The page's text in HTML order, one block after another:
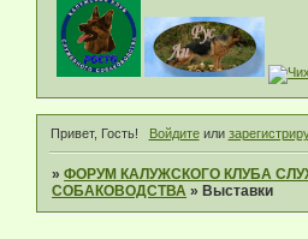
Привет, Гость! Войдитеили
»ФОРУМ КАЛУЖСКОГО КЛУБА
СОБАКОВОДСТВА » Выставки